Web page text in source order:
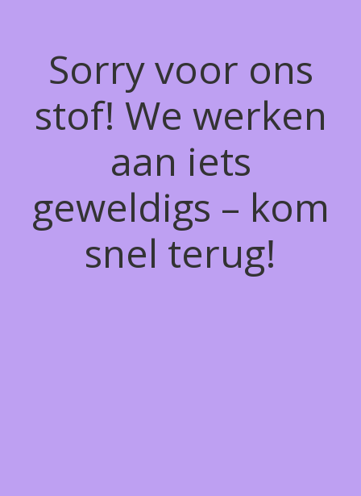
Sorry voor ons
stof! We werken
aan iets
geweldigs – kom
snel terug!